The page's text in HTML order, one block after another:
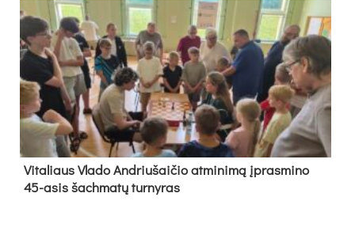
Vi­ta­liaus Vla­do And­riu­šai­čio at­mi­ni­mą įpras­mi­no
45-asis šach­ma­tų tur­ny­ras